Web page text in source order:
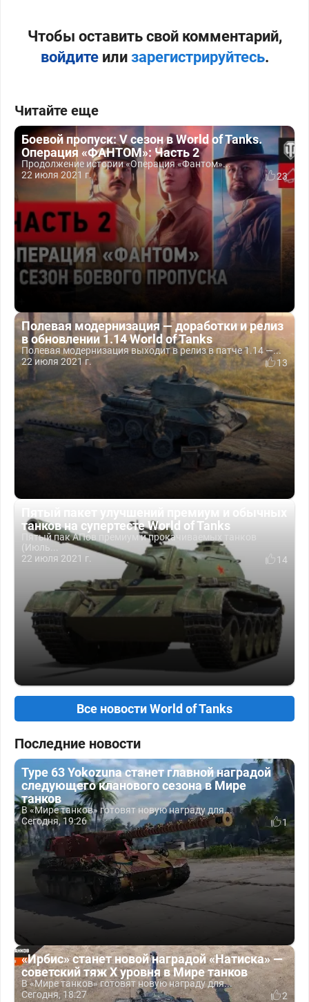
Чтобы оставить свой комментарий,
войдитеили зарегистрируйтесь.
Читайте еще
Боевой пропуск: V сезон в World of Tanks.
Операция «ФАНТОМ»: Часть 2
Продолжение истории «Операция «Фантом»...
22 июля 2021 г.
23
Полевая модернизация — доработки и релиз
в обновлении 1.14 World of Tanks
Полевая модернизация выходит в релиз в патче 1.14 —...
22 июля 2021 г.
13
танков на супертесте World of Tanks
Пятый пак АПов премиум и прокачиваемых танков
(Июль...
22 июля 2021 г.
14
Все новости World of Tanks
Последние новости
Type 63 Yokozuna станет главной наградой
следующего кланового сезона в Мире
танков
В «Мире танков» готовят новую награду для...
Сегодня, 19:26
1
«Ирбис» станет новой наградой «Натиска» —
советский тяж X уровня в Мире танков
В «Мире танков» готовят новую награду для...
Сегодня, 18:27
2